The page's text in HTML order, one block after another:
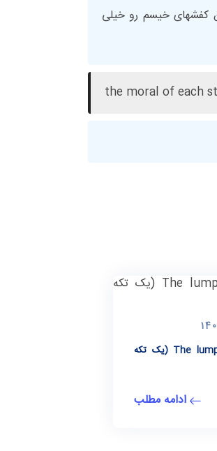
خیسم رو خیلی
the moral of each
The lump of gold (یک تکه
ادامه مطلب